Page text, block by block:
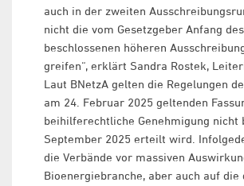
auch in der zweiten
nicht die vom Gesetzgeber Anfang
beschlossenen höheren
greifen“, erklärt Sandra Rostek,
Laut BNetzA gelten die Regelungen
am 24. Februar 2025 geltenden
beihilferechtliche Genehmigung nicht
September 2025 erteilt wird.
die Verbände vor massiven
Bioenergiebranche, aber auch auf die